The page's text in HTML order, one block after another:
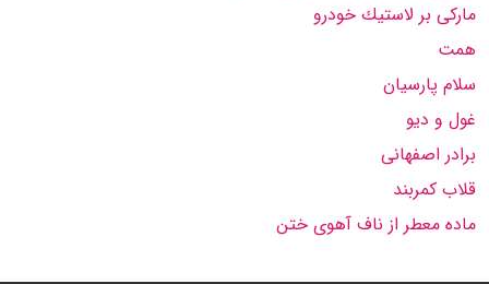
ماركی بر لاستیك خودرو
همت
سلام پارسیان
غول و دیو
برادر اصفهانی
قلاب كمربند
ماده معطر از ناف آهوی ختن